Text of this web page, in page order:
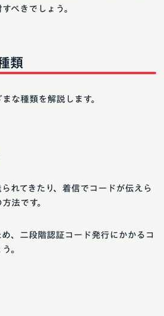
べきでしょう。
類
な種類を解説します。
れてきたり、着信でコードが伝えら
法です。
、二段階認証コード発行にかかるコ
。